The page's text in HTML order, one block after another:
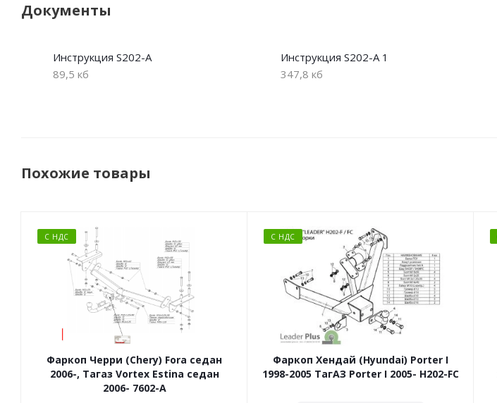
Документы
Инструкция S202-A
89,5 кб
Инструкция S202-A 1
347,8 кб
Похожие товары
С НДС
Фаркоп Черри (Chery) Fora седан
2006-, Тагаз Vortex Estina седан
2006- 7602-A
С НДС
Фаркоп Хендай (Hyundai) Porter I
1998-2005 ТагАЗ Porter I 2005- H202-FC